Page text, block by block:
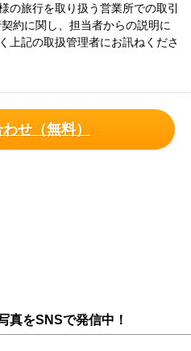
の旅行を取り扱う営業所での取引
約に関し、担当者からの説明に
上記の取扱管理者にお訊ねくださ
せ（無料）
真をSNSで発信中！